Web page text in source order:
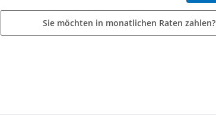
Sie möchten in monatlichen Raten zahlen?